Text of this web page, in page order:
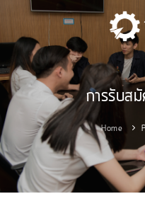
หน้าหลัก
การสมัครเรียน
หลักสูตร
ทุนการศึกษา
ศิษย์เก่า
การรับส
Home